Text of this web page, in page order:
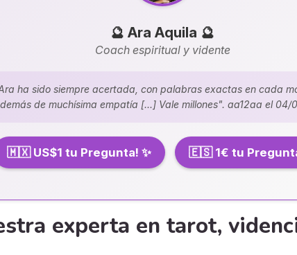
🔮 Ara Aquila 🔮
Coach espiritual y vidente
ha sido siempre acertada, con palabras exactas en cada
de muchísima empatía [...] Vale millones". aa12aa el 04/
🇲🇽 US$1 tu Pregunta! ✨ 🇪🇸 1€ tu
experta en tarot,